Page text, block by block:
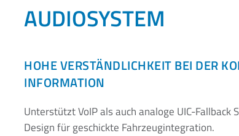
AUDIOSYSTEM
HOHE VERSTÄNDLICHKEIT BEI DER
INFORMATION
Unterstützt VoIP als auch analoge UIC-Fallback
Design für geschickte Fahrzeugintegration.